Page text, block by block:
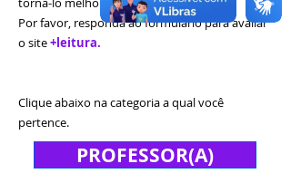
Por favor, responda ao formulário para avaliar
o site+leitura.
Clique abaixo na categoria a qual você
pertence.
PROFESSOR(A)